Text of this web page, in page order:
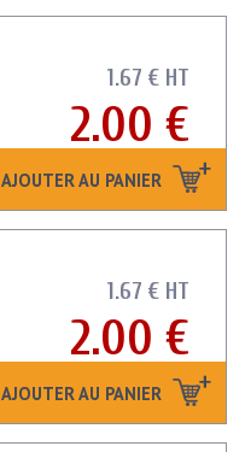
1.67 € HT
2.00 €
AJOUTER AU PANIER
1.67 € HT
2.00 €
AJOUTER AU PANIER